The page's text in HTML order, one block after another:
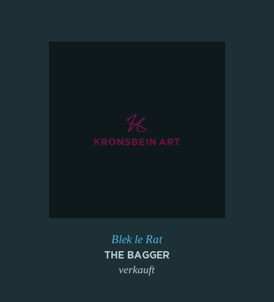
Blek le Rat
THE BAGGER
verkauft